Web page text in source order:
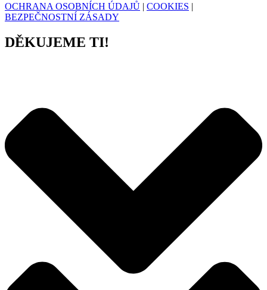
OCHRANA OSOBNÍCH ÚDAJŮ | COOKIES |
BEZPEČNOSTNÍ ZÁSADY
DĚKUJEME TI!